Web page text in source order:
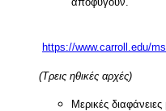
https://www.carroll.edu/
(Τρεις ηθικές αρχές)
Μερικές